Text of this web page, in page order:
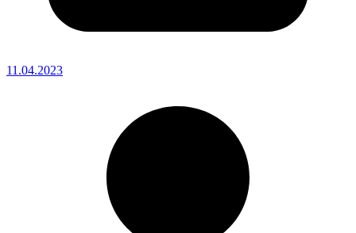
11.04.2023